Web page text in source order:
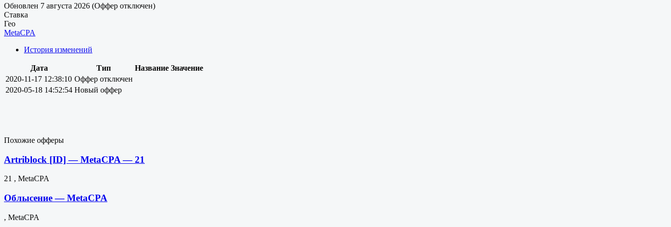
Обновлен 7 августа 2026 (Оффер отключен)
Ставка
Гео
MetaCPA
История изменений
Дата Тип Название Значение
2020-11-17 12:38:10 Оффер отключен
2020-05-18 14:52:54 Новый оффер
Похожие офферы
Artriblock [ID] — MetaCPA — 21
21 , MetaCPA
Облысение — MetaCPA
, MetaCPA